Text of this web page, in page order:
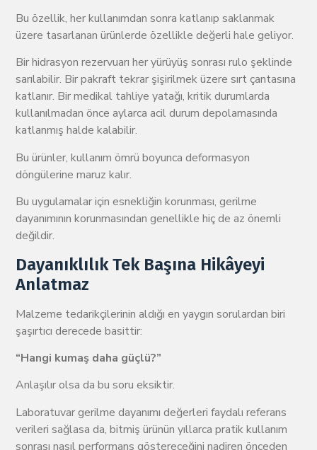
Bu özellik, her kullanımdan sonra katlanıp saklanmak
üzere tasarlanan ürünlerde özellikle değerli hale geliyor.
Bir hidrasyon rezervuarı her yürüyüş sonrası rulo şeklinde
sarılabilir. Bir pakraft tekrar şişirilmek üzere sırt çantasına
katlanır. Bir medikal tahliye yatağı, kritik durumlarda
kullanılmadan önce aylarca acil durum depolamasında
katlanmış halde kalabilir.
Bu ürünler, kullanım ömrü boyunca deformasyon
döngülerine maruz kalır.
Bu uygulamalar için esnekliğin korunması, gerilme
dayanımının korunmasından genellikle hiç de az önemli
değildir.
Dayanıklılık Tek Başına Hikâyeyi
Anlatmaz
Malzeme tedarikçilerinin aldığı en yaygın sorulardan biri
şaşırtıcı derecede basittir:
“Hangi kumaş daha güçlü?”
Anlaşılır olsa da bu soru eksiktir.
Laboratuvar gerilme dayanımı değerleri faydalı referans
verileri sağlasa da, bitmiş ürünün yıllarca pratik kullanım
sonrası nasıl performans göstereceğini nadiren önceden